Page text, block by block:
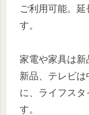
ご利用可能。
す。
家電や家具は新
新品、テレビは
に、ライフス
す。